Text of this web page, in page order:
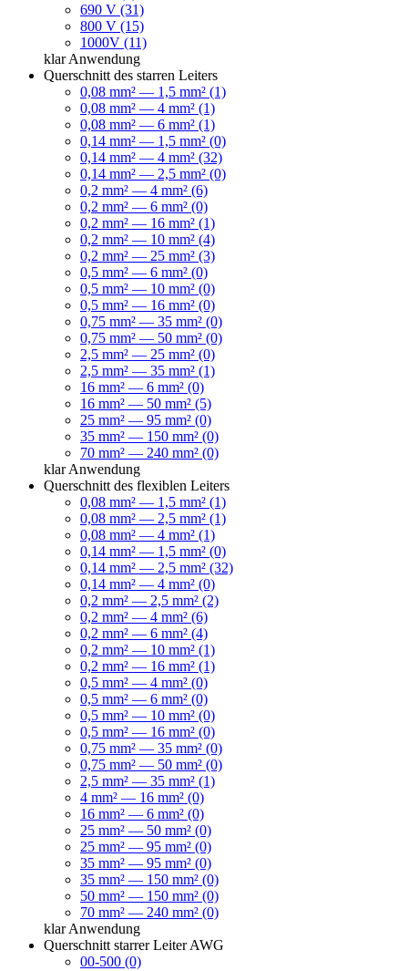
690 V (31)
800 V (15)
1000V (11)
klar Anwendung
Querschnitt des starren Leiters
0,08 mm² — 1,5 mm² (1)
0,08 mm² — 4 mm² (1)
0,08 mm² — 6 mm² (1)
0,14 mm² — 1,5 mm² (0)
0,14 mm² — 4 mm² (32)
0,14 mm² — 2,5 mm² (0)
0,2 mm² — 4 mm² (6)
0,2 mm² — 6 mm² (0)
0,2 mm² — 16 mm² (1)
0,2 mm² — 10 mm² (4)
0,2 mm² — 25 mm² (3)
0,5 mm² — 6 mm² (0)
0,5 mm² — 10 mm² (0)
0,5 mm² — 16 mm² (0)
0,75 mm² — 35 mm² (0)
0,75 mm² — 50 mm² (0)
2,5 mm² — 25 mm² (0)
2,5 mm² — 35 mm² (1)
16 mm² — 6 mm² (0)
16 mm² — 50 mm² (5)
25 mm² — 95 mm² (0)
35 mm² — 150 mm² (0)
70 mm² — 240 mm² (0)
klar Anwendung
Querschnitt des flexiblen Leiters
0,08 mm² — 1,5 mm² (1)
0,08 mm² — 2,5 mm² (1)
0,08 mm² — 4 mm² (1)
0,14 mm² — 1,5 mm² (0)
0,14 mm² — 2,5 mm² (32)
0,14 mm² — 4 mm² (0)
0,2 mm² — 2,5 mm² (2)
0,2 mm² — 4 mm² (6)
0,2 mm² — 6 mm² (4)
0,2 mm² — 10 mm² (1)
0,2 mm² — 16 mm² (1)
0,5 mm² — 4 mm² (0)
0,5 mm² — 6 mm² (0)
0,5 mm² — 10 mm² (0)
0,5 mm² — 16 mm² (0)
0,75 mm² — 35 mm² (0)
0,75 mm² — 50 mm² (0)
2,5 mm² — 35 mm² (1)
4 mm² — 16 mm² (0)
16 mm² — 6 mm² (0)
25 mm² — 50 mm² (0)
25 mm² — 95 mm² (0)
35 mm² — 95 mm² (0)
35 mm² — 150 mm² (0)
50 mm² — 150 mm² (0)
70 mm² — 240 mm² (0)
klar Anwendung
Querschnitt starrer Leiter AWG
00-500 (0)